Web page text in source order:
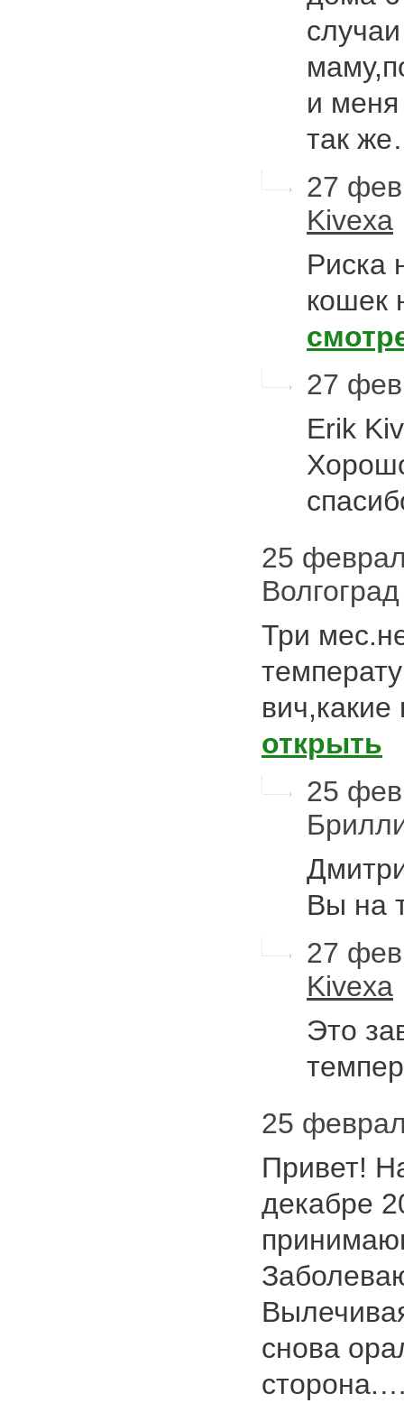
и меня
так
27
Kivexa
Риска
кошек
27
Erik
25
Волгоград
Три
открыть
25
Вы на
27
Kivexa
Это
25
Привет!
декабре
снова